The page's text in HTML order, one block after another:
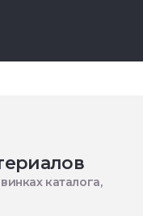
каталога,